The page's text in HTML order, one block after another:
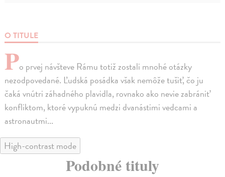
O TITULE
Po prvej návšteve Rámu totiž zostali mnohé otázky
nezodpovedané. Ľudská posádka však nemôže tušiť, čo ju
čaká vnútri záhadného plavidla, rovnako ako nevie zabrániť
konfliktom, ktoré vypuknú medzi dvanástimi vedcami a
astronautmi...
High-contrast mode
Podobné tituly